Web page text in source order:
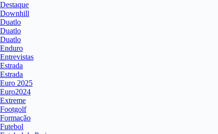
Destaque
Downhill
Duatlo
Duatlo
Duatlo
Enduro
Entrevistas
Estrada
Estrada
Euro 2025
Euro2024
Extreme
Footgolf
Formação
Futebol